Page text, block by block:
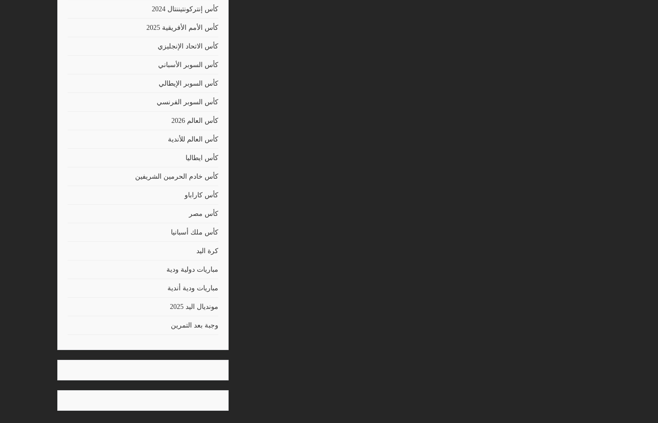
كأس إنتركونتيننتال 2024
كأس الأمم الأفريقية 2025
كأس الاتحاد الإنجليزي
كأس السوبر الأسباني
كأس السوبر الإيطالي
كأس السوبر الفرنسي
كأس العالم 2026
كأس العالم للأندية
كأس ايطاليا
كأس خادم الحرمين الشريفين
كأس كاراباو
كأس مصر
كأس ملك أسبانيا
كرة اليد
مباريات دولية ودية
مباريات ودية أندية
مونديال اليد 2025
وجبة بعد التمرين